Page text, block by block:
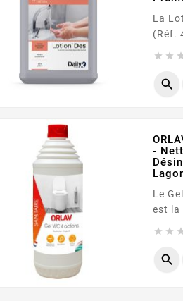
La Lotion' Des Daily Premium
(Réf.
Elle
 

-
Le Gel WC 4 Actions ORLAV
est la
 
